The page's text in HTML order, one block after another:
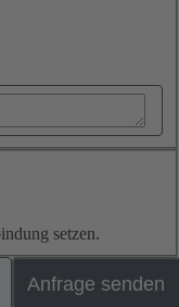
setzen.
Anfrage senden